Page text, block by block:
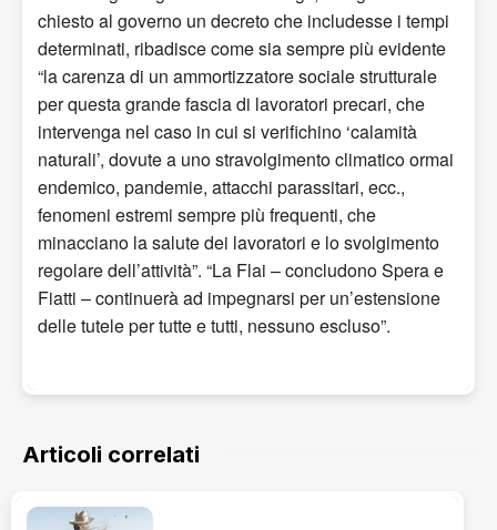
chiesto al governo un decreto che includesse i tempi
determinati, ribadisce come sia sempre più evidente
“la carenza di un ammortizzatore sociale strutturale
per questa grande fascia di lavoratori precari, che
intervenga nel caso in cui si verifichino ‘calamità
naturali’, dovute a uno stravolgimento climatico ormai
endemico, pandemie, attacchi parassitari, ecc.,
fenomeni estremi sempre più frequenti, che
minacciano la salute dei lavoratori e lo svolgimento
regolare dell’attività”. “La Flai – concludono Spera e
Fiatti – continuerà ad impegnarsi per un’estensione
delle tutele per tutte e tutti, nessuno escluso”.
Articoli correlati